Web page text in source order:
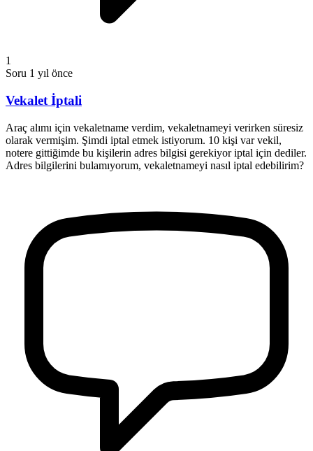
1
Soru 1 yıl önce
Vekalet İptali
Araç alımı için vekaletname verdim, vekaletnameyi verirken süresiz
olarak vermişim. Şimdi iptal etmek istiyorum. 10 kişi var vekil,
notere gittiğimde bu kişilerin adres bilgisi gerekiyor iptal için dediler.
Adres bilgilerini bulamıyorum, vekaletnameyi nasıl iptal edebilirim?